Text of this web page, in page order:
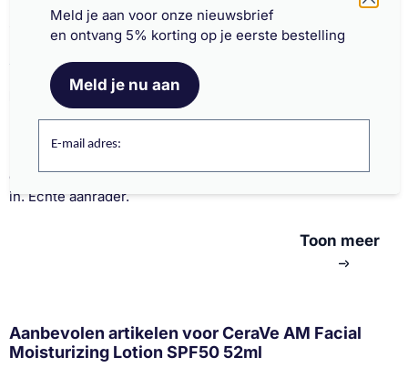
Meld je aan voor onze nieuwsbrief
en ontvang 5% korting op je eerste bestelling
Meld je nu aan
E-mail adres:
Fijn en smeerbaar, gelijk n beschermende sunfactor erin..
ideaal!
• 20 JUN. 2024
Beoordeling:
Hele goeie hydraterende zonnecreme. Ik gebruik het nu al 8
gezicht er goed verzorgd uit. Geen witte waas en trekt goed
in. Echte aanrader.
Toon meer
Aanbevolen artikelen voorCeraVe AM Facial
Moisturizing Lotion SPF50 52ml